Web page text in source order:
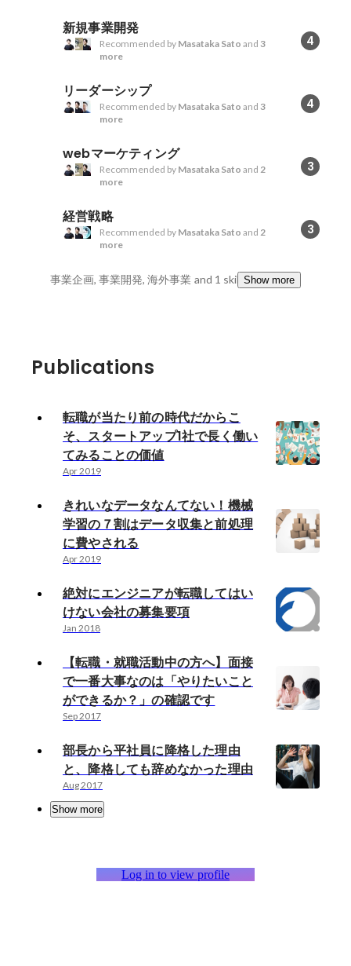
新規事業開発
4
Recommended by Masataka Sato and 3
more
リーダーシップ
4
Recommended by Masataka Sato and 3
more
webマーケティング
3
Recommended by Masataka Sato and 2
more
経営戦略
3
Recommended by Masataka Sato and 2
more
事業企画, 事業開発, 海外事業 and 1 skillsShow more
Publications
転職が当たり前の時代だからこ
そ、スタートアップ1社で長く働い
てみることの価値
Apr 2019
きれいなデータなんてない！機械
学習の７割はデータ収集と前処理
に費やされる
Apr 2019
絶対にエンジニアが転職してはい
けない会社の募集要項
Jan 2018
【転職・就職活動中の方へ】面接
で一番大事なのは「やりたいこと
ができるか？」の確認です
Sep 2017
部長から平社員に降格した理由
と、降格しても辞めなかった理由
Aug 2017
Show more
Log in to view profile